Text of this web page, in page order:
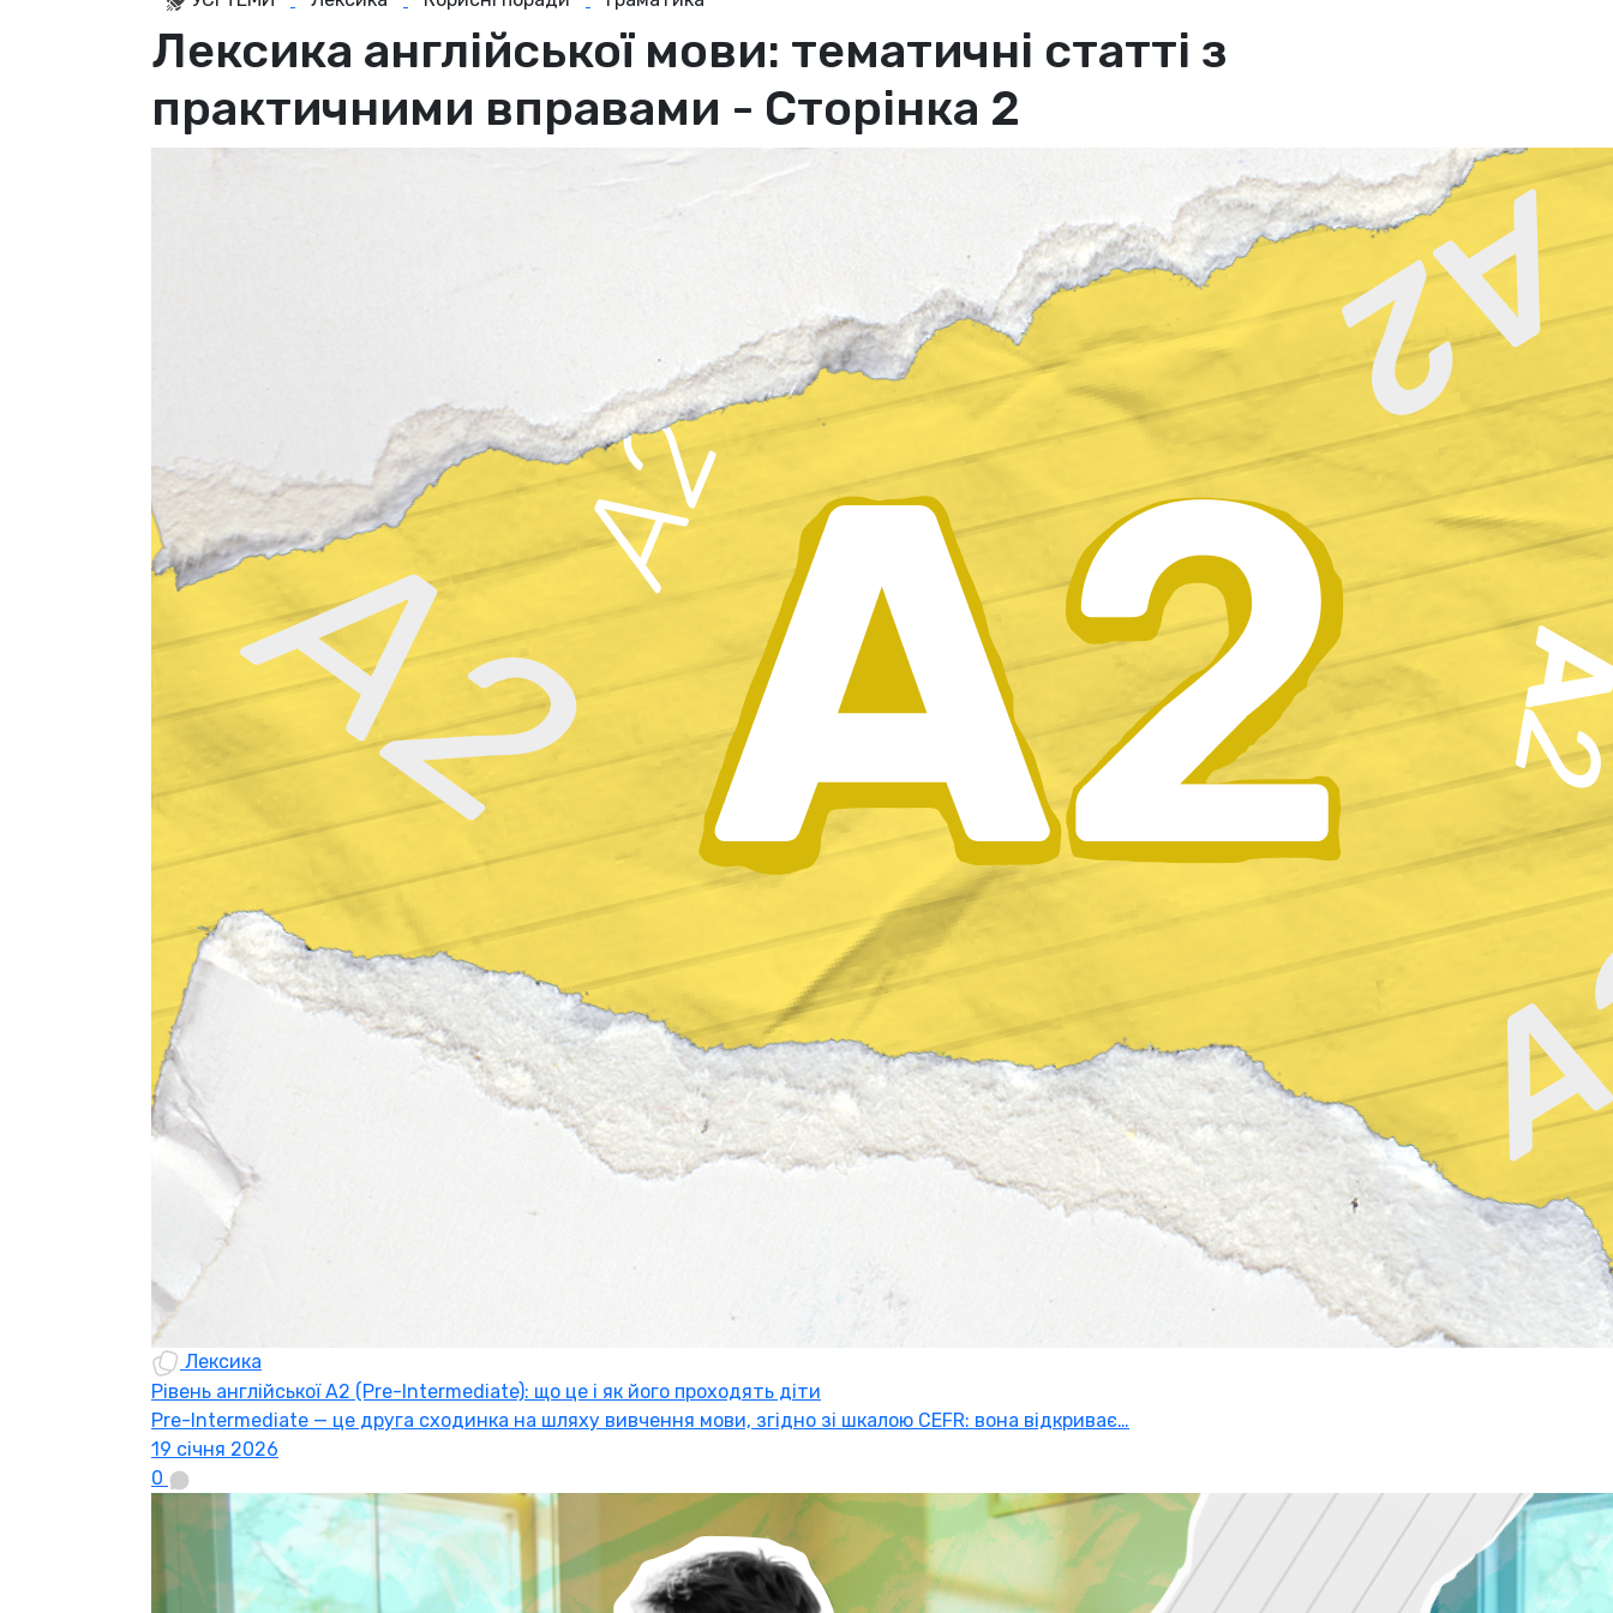
Лексика англійської мови: тематичні статті з
практичними вправами - Сторінка 2
Лексика
Рівень англійської A2 (Pre-Intermediate): що це і як його проходять діти
Pre-Intermediate — це друга сходинка на шляху вивчення мови, згідно зі шкалою CEFR: вона відкриває…
19 січня 2026
0